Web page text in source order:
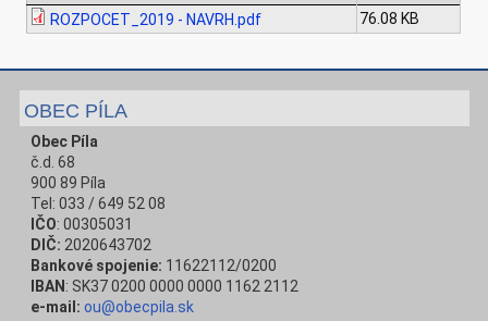
ROZPOCET_2019 - NAVRH.pdf
76.08 KB
OBEC PÍLA
Obec Píla
č.d. 68
900 89 Píla
Tel: 033 / 649 52 08
IČO: 00305031
DIČ: 2020643702
Bankové spojenie: 11622112/0200
IBAN : SK37 0200 0000 0000 1162 2112
e-mail: ou@obecpila.sk